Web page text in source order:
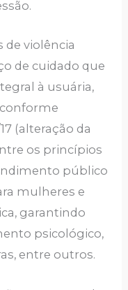
violência
de cuidado que
à usuária,
(alteração da
os princípios
público
mulheres e
garantindo
psicológico,
entre outros.